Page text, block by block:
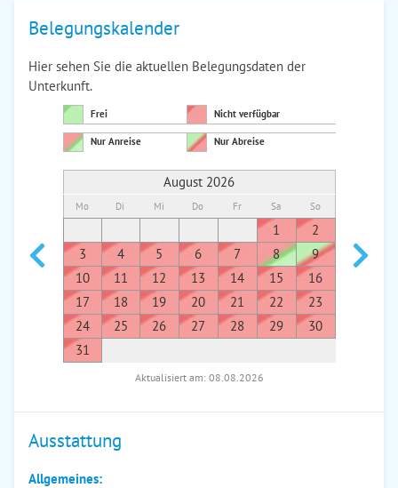
Belegungskalender
Hier sehen Sie die aktuellen Belegungsdaten der
Unterkunft.
Frei Nicht verfügbar
Nur Anreise Nur Abreise
August 2026
Mo Di Mi Do Fr Sa So
1
2
3
4 5 6 7 8
9
10
11 12 13 14 15
16
17
18 19 20 21 22
23
24
25 26 27 28 29
30
31
7
Aktualisiert am: 08.08.2026
Ausstattung
Allgemeines: